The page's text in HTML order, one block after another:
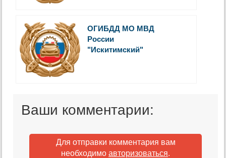
ОГИБДД МО МВД
России
"Искитимский"
Ваши комментарии:
Для отправки комментария вам
необходимо авторизоваться.